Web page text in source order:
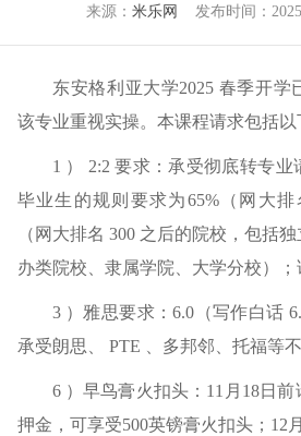
来源： 米乐网 发布时间：
东安格利亚大学2025 春季开学
该专业重视实操。本课程请求包括以
1 ） 2:2 要求：承受彻底转专业
毕业生的规则要求为65%（网大排
（网大排名 300 之后的院校，包括
办类院校、隶属学院、大学分校）
3 ）雅思要求：6.0（写作白话
承受朗思、 PTE 、多邦邻、托福等
6 ）早鸟膏火扣头：11月18日前
押金，可享受500英镑膏火扣头；12